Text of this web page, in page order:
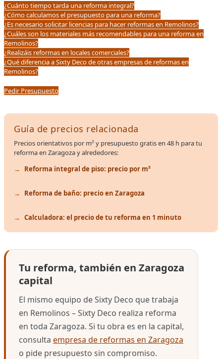
¿Cuánto tiempo tarda una reforma integral?
¿Cómo calculamos el presupuesto para una reforma?
¿Es necesario solicitar licencias para hacer reformas en Remolinos?
¿Cuáles son los materiales más recomendables para una reforma en
Remolinos?
¿Realizáis reformas en locales comerciales?
¿Qué diferencia a Sixty Deco de otras empresas de reformas en
Remolinos?
Pedir Presupuesto
Guía de precios relacionada
Precios orientativos por m² y presupuesto gratis en 48 h para tu
reforma en Zaragoza y alrededores:
Reforma integral de piso: precio por m²
Reforma de baño: precio en Zaragoza
Calculadora: el precio de tu reforma en 1 minuto
Tu reforma, también en Zaragoza
capital
El mismo equipo de Sixty Deco que trabaja
en Remolinos – Sixty Deco realiza reforma
en toda Zaragoza. Si tu obra es en la capital,
consulta empresa de reformas en Zaragoza
o pide presupuesto sin compromiso.